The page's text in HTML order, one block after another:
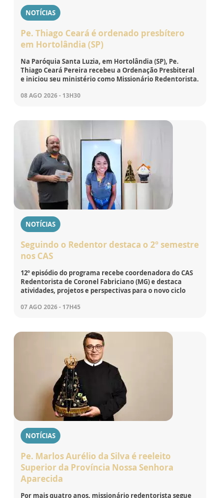
NOTÍCIAS
Pe. Thiago Ceará é ordenado presbítero
em Hortolândia (SP)
Na Paróquia Santa Luzia, em Hortolândia (SP), Pe.
Thiago Ceará Pereira recebeu a Ordenação Presbiteral
e iniciou seu ministério como Missionário Redentorista.
08 AGO 2026 - 13H30
NOTÍCIAS
Seguindo o Redentor destaca o 2º semestre
nos CAS
12º episódio do programa recebe coordenadora do CAS
Redentorista de Coronel Fabriciano (MG) e destaca
atividades, projetos e perspectivas para o novo ciclo
07 AGO 2026 - 17H45
NOTÍCIAS
Pe. Marlos Aurélio da Silva é reeleito
Superior da Província Nossa Senhora
Aparecida
Por mais quatro anos, missionário redentorista segue